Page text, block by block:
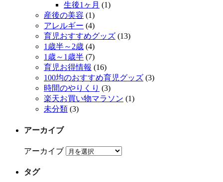
生後1ヶ月 (1)
産後の美容 (1)
アレルギー (4)
育児おすすめグッズ (13)
1歳半～2歳 (4)
1歳～1歳半 (7)
育児お得情報 (16)
100均のおすすめ育児グッズ (3)
時間のやりくり (3)
楽天お買い物マラソン (1)
未分類 (3)
アーカイブ
アーカイブ
タグ